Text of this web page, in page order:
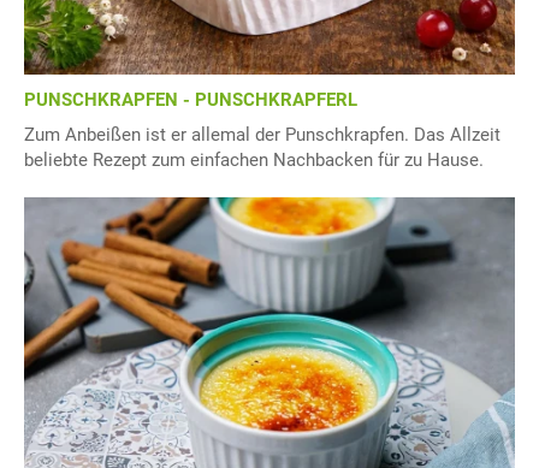
PUNSCHKRAPFEN - PUNSCHKRAPFERL
Zum Anbeißen ist er allemal der Punschkrapfen. Das Allzeit
beliebte Rezept zum einfachen Nachbacken für zu Hause.